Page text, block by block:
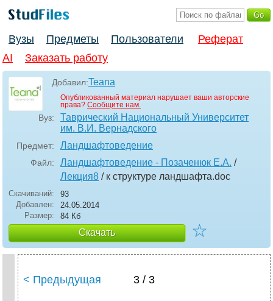
Вузы Предметы Пользователи
Реферат
AI
Заказать работу
Добавил:Teana
Опубликованный материал нарушает ваши авторские
права? Сообщите нам.
Вуз:
Таврический Национальный Университет
им. В.И. Вернадского
Предмет: Ландшафтоведение
Файл: Ландшафтоведение - Позаченюк Е.А. /
Лекция8 / к структуре ландшафта.doc
Скачиваний:
93
Добавлен:
24.05.2014
Размер:
84 Кб
Скачать ☆
< Предыдущая 3 / 3